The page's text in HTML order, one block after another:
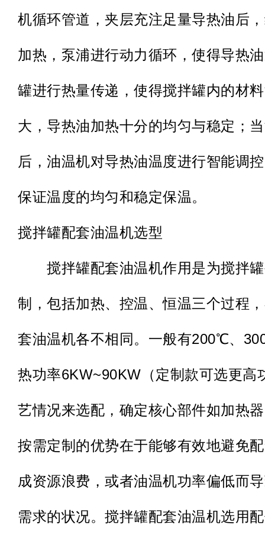
机循环管道，夹层充注足量导热油后
加热，泵浦进行动力循环，使得导热
罐进行热量传递，使得搅拌罐内的材
大，导热油加热十分的均匀与稳定；
后，油温机对导热油温度进行智能调
保证温度的均匀和稳定保温。
搅拌罐配套油温机选型
搅拌罐配套油温机作用是为搅拌罐
制，包括加热、控温、恒温三个过程
套油温机各不相同。一般有200℃、
热功率6KW~90KW（定制款可选更高
艺情况来选配，确定核心部件如加热
按需定制的优势在于能够有效地避免
成资源浪费，或者油温机功率偏低而
需求的状况。搅拌罐配套油温机选用